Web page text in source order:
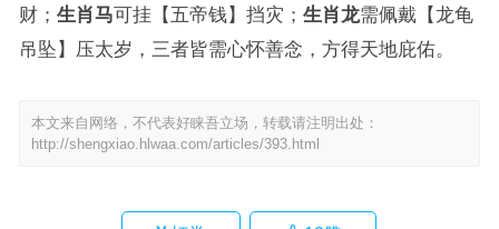
财； 生肖马可挂【五帝钱】挡灾； 生肖龙需佩戴【龙龟
吊坠】压太岁，三者皆需心怀善念，方得天地庇佑。
本文来自网络，不代表好睐吾立场，转载请注明出处：
http://shengxiao.hlwaa.com/articles/393.html